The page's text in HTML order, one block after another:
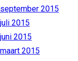
september 2015
juli 2015
juni 2015
maart 2015